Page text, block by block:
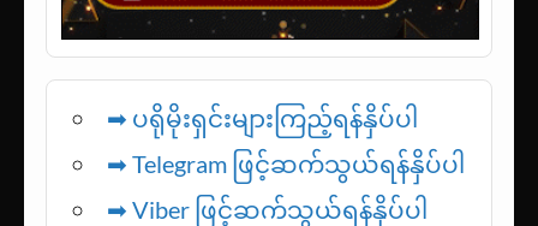
➡ ပရိုမိုးရှင်းများကြည့်ရန်နှိပ်ပါ
➡ Telegram ဖြင့်ဆက်သွယ်ရန်နှိပ်ပါ
➡ Viber ဖြင့်ဆက်သွယ်ရန်နှိပ်ပါ